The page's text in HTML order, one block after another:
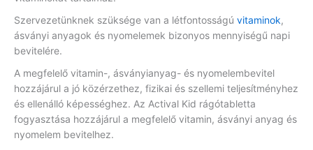
Szervezetünknek szüksége van a létfontosságú vitaminok,
ásványi anyagok és nyomelemek bizonyos mennyiségű napi
bevitelére.
A megfelelő vitamin-, ásványianyag- és nyomelembevitel
hozzájárul a jó közérzethez, fizikai és szellemi teljesítményhez
és ellenálló képességhez. Az Actival Kid rágótabletta
fogyasztása hozzájárul a megfelelő vitamin, ásványi anyag és
nyomelem bevitelhez.